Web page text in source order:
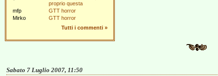
proprio questa
mfp
GTT horror
Mirko
GTT horror
Tutti i commenti »
Sabato 7 Luglio 2007, 11:50